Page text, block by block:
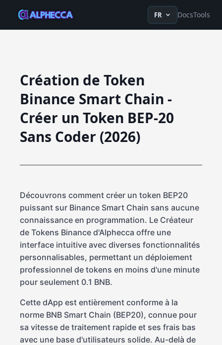
enru fr ko detrzh-Hans
FR DocsTools
Création de Token
Binance Smart Chain -
Créer un Token BEP-20
Sans Coder (2026)
Découvrons comment créer un token BEP20
puissant sur Binance Smart Chain sans aucune
connaissance en programmation. Le Créateur
de Tokens Binance d'Alphecca offre une
interface intuitive avec diverses fonctionnalités
personnalisables, permettant un déploiement
professionnel de tokens en moins d'une minute
pour seulement 0.1 BNB.
Cette dApp est entièrement conforme à la
norme BNB Smart Chain (BEP20), connue pour
sa vitesse de traitement rapide et ses frais bas
avec une base d'utilisateurs solide. Au-delà de